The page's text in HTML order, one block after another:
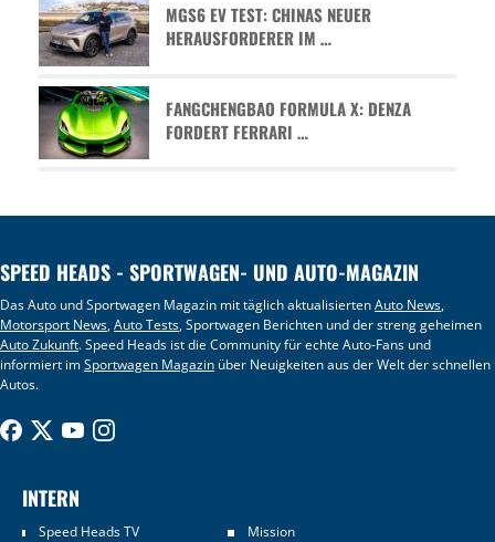
MGS6 EV TEST: CHINAS NEUER
HERAUSFORDERER IM …
FANGCHENGBAO FORMULA X: DENZA
FORDERT FERRARI …
SPEED HEADS - SPORTWAGEN- UND AUTO-MAGAZIN
Das Auto und Sportwagen Magazin mit täglich aktualisiertenAuto News,
Motorsport News,Auto Tests, Sportwagen Berichten und der streng geheimen
Auto Zukunft. Speed Heads ist die Community für echte Auto-Fans und
informiert imSportwagen Magazin über Neuigkeiten aus der Welt der schnellen
Autos.
INTERN
Speed Heads TV Mission